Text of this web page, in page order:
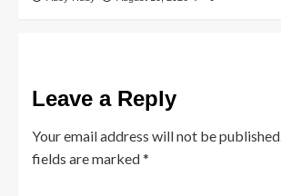
Leave a Reply
Your email address will not be published.
fields are marked*